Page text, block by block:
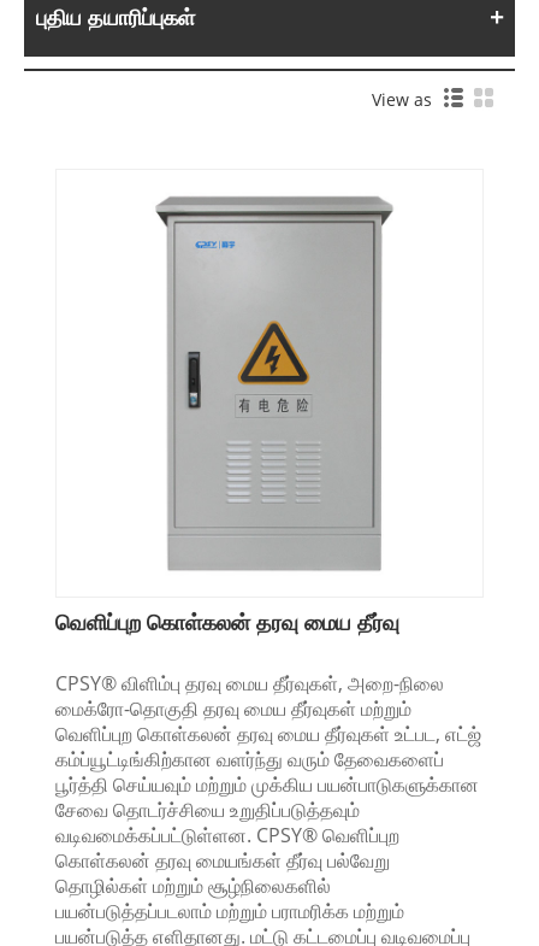
புதிய தயாரிப்புகள்
View as
வெளிப்புற கொள்கலன் தரவு மைய தீர்வு
CPSY® விளிம்பு தரவு மைய தீர்வுகள், அறை-நிலை
மைக்ரோ-தொகுதி தரவு மைய தீர்வுகள் மற்றும்
வெளிப்புற கொள்கலன் தரவு மைய தீர்வுகள் உட்பட, எட்ஜ்
கம்ப்யூட்டிங்கிற்கான வளர்ந்து வரும் தேவைகளைப்
பூர்த்தி செய்யவும் மற்றும் முக்கிய பயன்பாடுகளுக்கான
சேவை தொடர்ச்சியை உறுதிப்படுத்தவும்
வடிவமைக்கப்பட்டுள்ளன. CPSY® வெளிப்புற
கொள்கலன் தரவு மையங்கள் தீர்வு பல்வேறு
தொழில்கள் மற்றும் சூழ்நிலைகளில்
பயன்படுத்தப்படலாம் மற்றும் பராமரிக்க மற்றும்
பயன்படுத்த எளிதானது. மட்டு கட்டமைப்பு வடிவமைப்பு